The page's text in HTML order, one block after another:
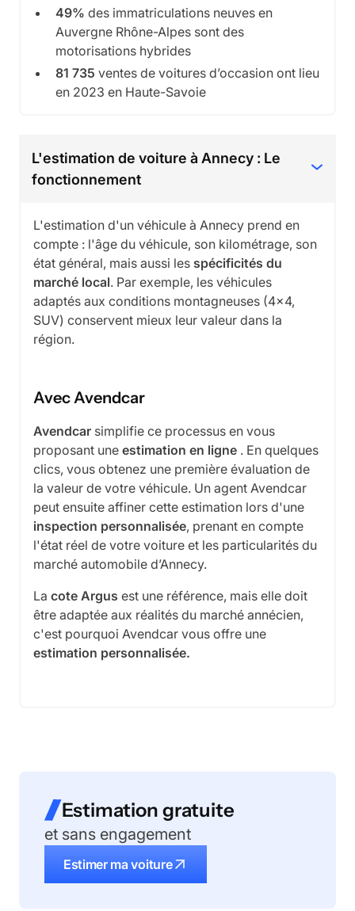
49% des immatriculations neuves en
Auvergne Rhône-Alpes sont des
motorisations hybrides
81 735 ventes de voitures d’occasion ont lieu
en 2023 en Haute-Savoie
L'estimation de voiture à Annecy : Le
fonctionnement
L'estimation d'un véhicule à Annecy prend en
compte : l'âge du véhicule, son kilométrage, son
état général, mais aussi les spécificités du
marché local. Par exemple, les véhicules
adaptés aux conditions montagneuses (4x4,
SUV) conservent mieux leur valeur dans la
région.
Avec Avendcar
Avendcar simplifie ce processus en vous
proposant une estimation en ligne . En quelques
clics, vous obtenez une première évaluation de
la valeur de votre véhicule. Un agent Avendcar
peut ensuite affiner cette estimation lors d'une
inspection personnalisée, prenant en compte
l'état réel de votre voiture et les particularités du
marché automobile d’Annecy.
La cote Argus est une référence, mais elle doit
être adaptée aux réalités du marché annécien,
c'est pourquoi Avendcar vous offre une
estimation personnalisée.
Estimation gratuite
et sans engagement
Estimer ma voiture